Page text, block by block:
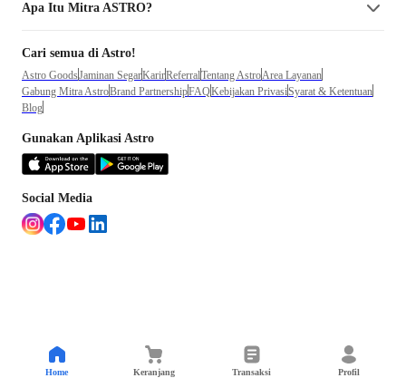
Home Keranjang Transaksi Profil
Apa Itu Mitra ASTRO?
Cari semua di Astro!
Astro GoodsJaminan SegarKarirReferralTentang AstroArea Layanan
Gabung Mitra AstroBrand PartnershipFAQKebijakan PrivasiSyarat & Ketentuan
Blog
Gunakan Aplikasi Astro
Social Media